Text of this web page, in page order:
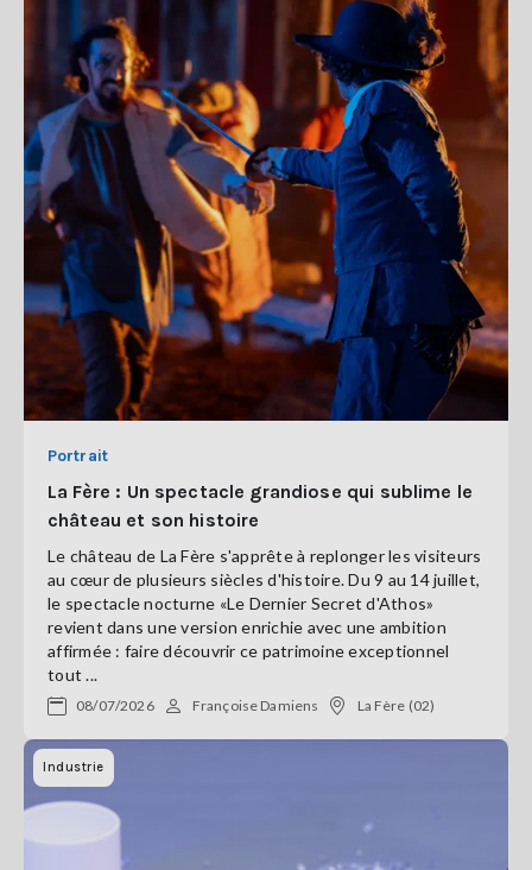
Portrait
La Fère : Un spectacle grandiose qui sublime le
château et son histoire
Le château de La Fère s'apprête à replonger les visiteurs
au cœur de plusieurs siècles d'histoire. Du 9 au 14 juillet,
le spectacle nocturne «Le Dernier Secret d'Athos»
revient dans une version enrichie avec une ambition
affirmée : faire découvrir ce patrimoine exceptionnel
tout ...
08/07/2026 Françoise Damiens La Fère (02)
Industrie